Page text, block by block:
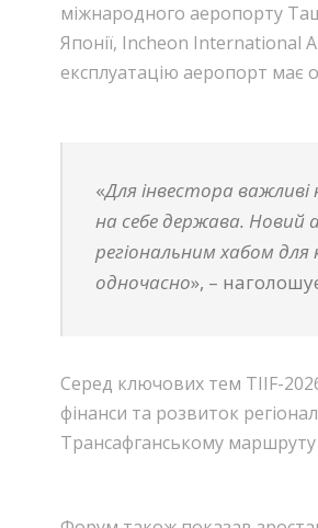
міжнародного аеропорту
Японії, Incheon International
експлуатацію аеропорт має
«Для інвестора важливі
на себе держава. Новий
регіональним хабом
одночасно», –
Серед ключових тем TIIF-
фінанси та розвиток
Трансафганському маршруту